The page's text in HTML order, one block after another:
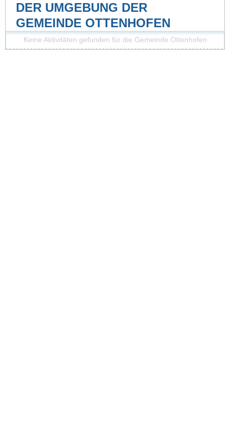
DER UMGEBUNG DER
GEMEINDE OTTENHOFEN
Keine Aktivitäten gefunden für die Gemeinde Ottenhofen